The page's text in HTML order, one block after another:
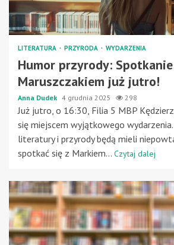
LITERATURA PRZYRODA WYDARZENIA
Humor przyrody:
Maruszczakiem już jutro!
Anna Dudek 4 grudnia 2025 298
Już jutro, o 16:30, Filia 5 MBP
się miejscem wyjątkowego wydarzenia.
literatury i przyrody będą mieli
spotkać się z Markiem... Czytaj dalej